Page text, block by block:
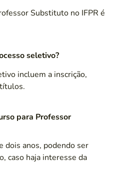
Substituto no IFPR é
seletivo?
incluem a inscrição,
para Professor
dois anos, podendo ser
caso haja interesse da